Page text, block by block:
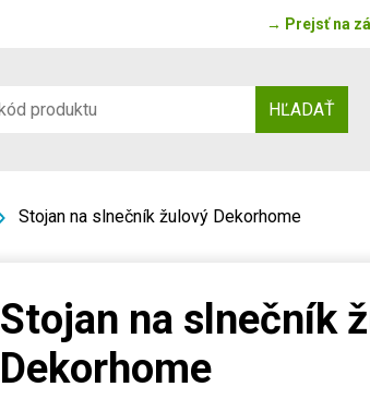
→ Prejsť na
HĽADAŤ
Stojan na slnečník žulový Dekorhome
Stojan na slnečník
Dekorhome